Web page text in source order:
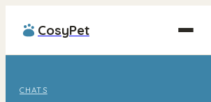
CosyPet
CHATS